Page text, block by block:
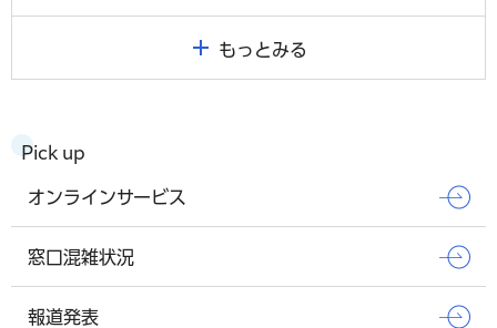
もっとみる
Pick up
オンラインサービス
窓口混雑状況
報道発表